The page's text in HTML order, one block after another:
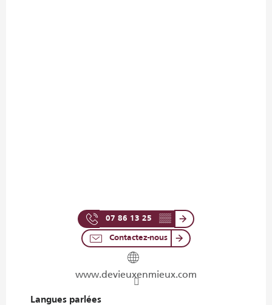
07 86 13 25 ▒▒
Contactez-nous
www.devieuxenmieux.com
Langues parlées
Langues parlées